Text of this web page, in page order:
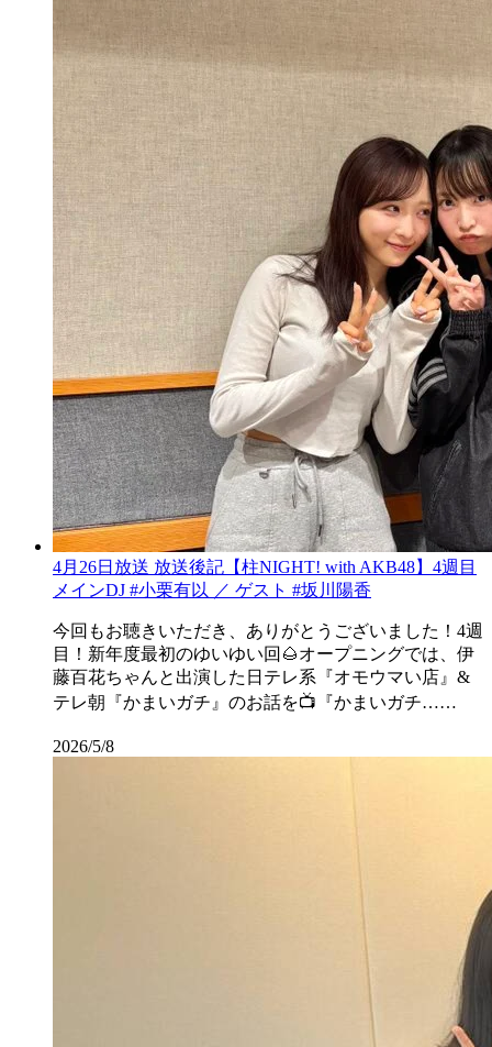
4月26日放送 放送後記【柱NIGHT! with AKB48】4週目
メインDJ #小栗有以 ／ ゲスト #坂川陽香
今回もお聴きいただき、ありがとうございました！4週
目！新年度最初のゆいゆい回🌰オープニングでは、伊
藤百花ちゃんと出演した日テレ系『オモウマい店』&
テレ朝『かまいガチ』のお話を📺『かまいガチ……
2026/5/8